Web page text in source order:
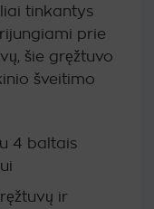
tinkantys
prie
šie gręžtuvo
šveitimo
4 baltais
ir